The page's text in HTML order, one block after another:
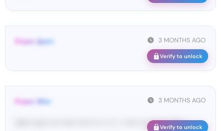
3 MONTHS AGO
From: Qsm•
Verify to unlock
3 MONTHS AGO
From: Wis•
Vo••• co•• •••• •••••• ••••• ••• •• •• • • ••••• ••• •••• ••• •••••• ...
Verify to unlock